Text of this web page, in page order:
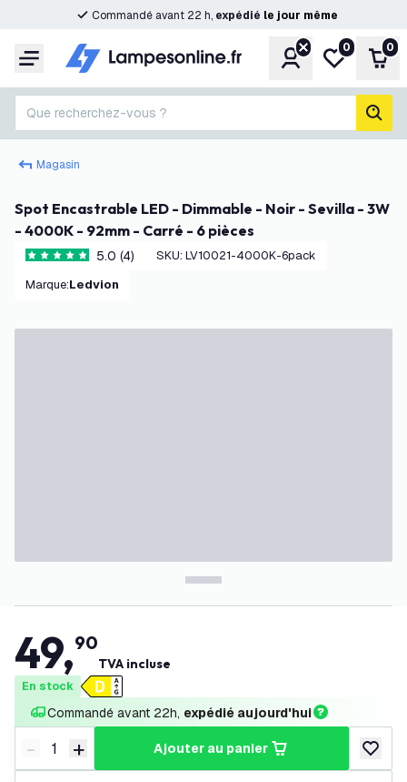
Commandé avant 22 h, expédié le jour même
Menu CompteMa liste de
0 0
Que recherchez-vous ?
Magasin
Spot Encastrable LED - Dimmable - Noir - Sevilla - 3W
- 4000K - 92mm - Carré - 6 pièces
5 étoiles de notation
5.0 (4) SKU: LV10021-4000K-6pack
Marque: Ledvion
49,90
TVA incluse
En stock
Commandé avant 22h, expédié aujourd'hui
Diminuer la quantité
- Augmenter la quantité
+ ajouter au panier